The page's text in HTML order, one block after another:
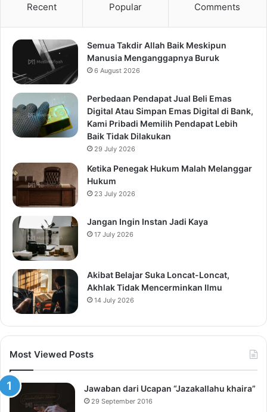
Recent Popular Comments
Semua Takdir Allah Baik Meskipun
Manusia Menganggapnya Buruk
6 August 2026
Perbedaan Pendapat Jual Beli Emas
Digital Atau Simpan Emas Digital di Bank,
Kami Pribadi Memilih Pendapat Lebih
Baik Tidak Dilakukan
29 July 2026
Ketika Penegak Hukum Malah Melanggar
Hukum
23 July 2026
Jangan Ingin Instan Jadi Kaya
17 July 2026
Akibat Belajar Suka Loncat-Loncat,
Akhlak Tidak Mencerminkan Ilmu
14 July 2026
Most Viewed Posts
Jawaban dari Ucapan “Jazakallahu khaira”
29 September 2016